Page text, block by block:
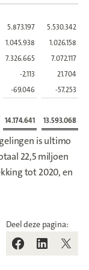
5.873.197
5.530.342
1.045.938
1.026.158
7.326.665
7.072.117
-2.113
21.704
-69.046 -57.253
14.174.641 13.593.068
is ultimo
22,5 miljoen
tot 2020, en
Deel deze pagina: